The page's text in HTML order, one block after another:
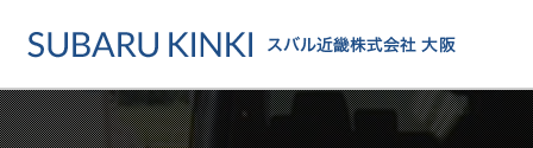
店舗情報 店
カーラインアップ
メンテナンス・サー